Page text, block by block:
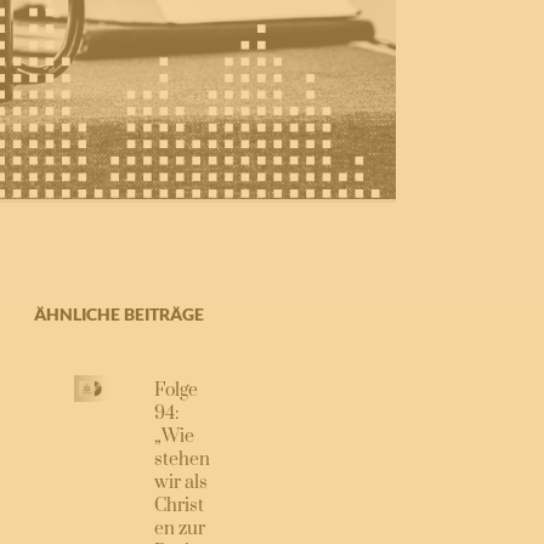
ÄHNLICHE BEITRÄGE
Folge
94:
„Wie
stehen
wir als
Christ
en zur